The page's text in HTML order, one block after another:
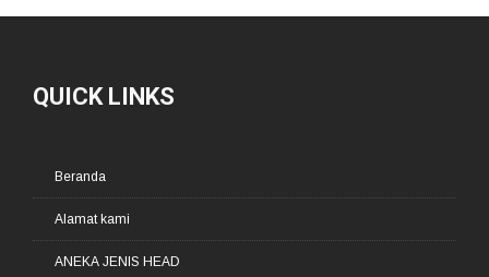
QUICK LINKS
Beranda
Alamat kami
ANEKA JENIS HEAD